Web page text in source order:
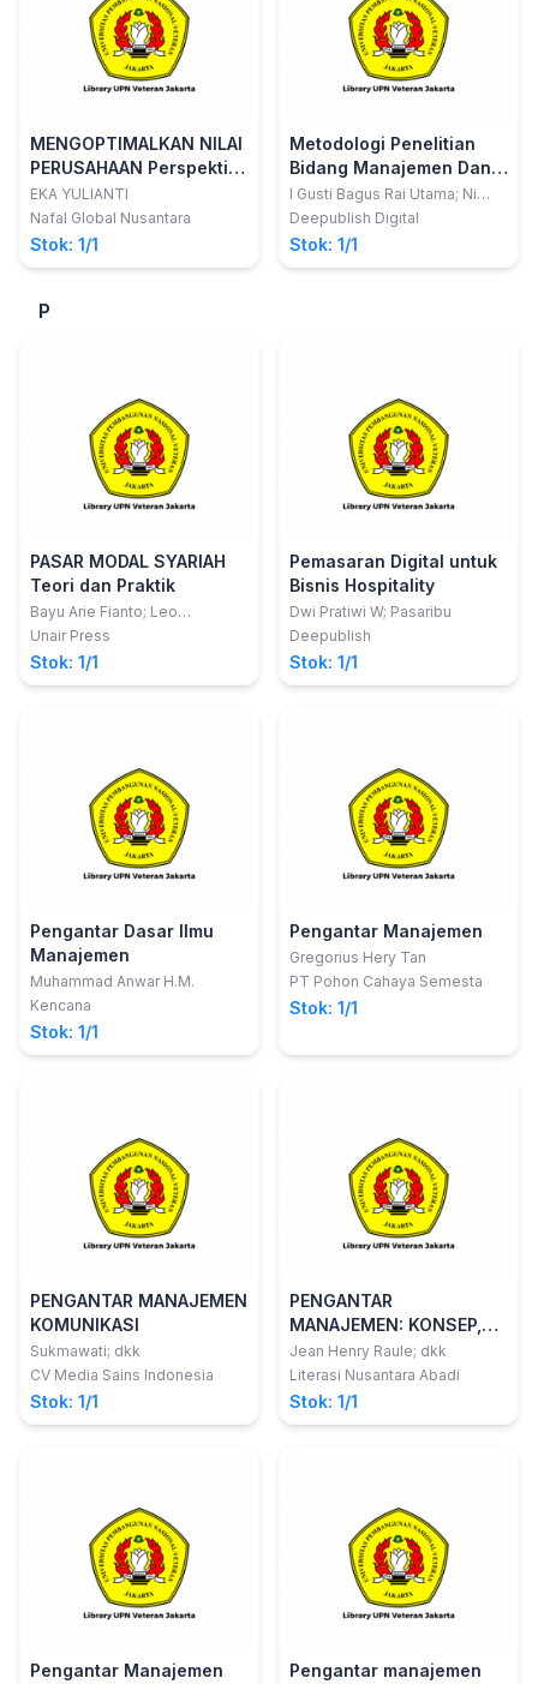
MENGOPTIMALKAN NILAI
PERUSAHAAN Perspektif
Dividen, Free Cash Flow,
dan Likuiditas
EKA YULIANTI
Nafal Global Nusantara
Stok: 1/1
Metodologi Penelitian
Bidang Manajemen Dan
Pariwisata (Dilengkapi
Studi Kasus Penelitian
dan Pembahasannya)
I Gusti Bagus Rai Utama; Ni
Made Eka Mahadewi; Ni Putu
Dyah Krismawintari
Deepublish Digital
Stok: 1/1
P
PASAR MODAL SYARIAH
Teori dan Praktik
Bayu Arie Fianto; Leo
Herlambang
Unair Press
Stok: 1/1
Pemasaran Digital untuk
Bisnis Hospitality
Dwi Pratiwi W; Pasaribu
Deepublish
Stok: 1/1
Pengantar Dasar Ilmu
Manajemen
Muhammad Anwar H.M.
Kencana
Stok: 1/1
Pengantar Manajemen
Gregorius Hery Tan
PT Pohon Cahaya Semesta
Stok: 1/1
PENGANTAR MANAJEMEN
KOMUNIKASI
Sukmawati; dkk
CV Media Sains Indonesia
Stok: 1/1
PENGANTAR
MANAJEMEN: KONSEP,
PRINSIP, DAN PRAKTEK
Jean Henry Raule; dkk
Literasi Nusantara Abadi
Stok: 1/1
Pengantar Manajemen Pengantar manajemen